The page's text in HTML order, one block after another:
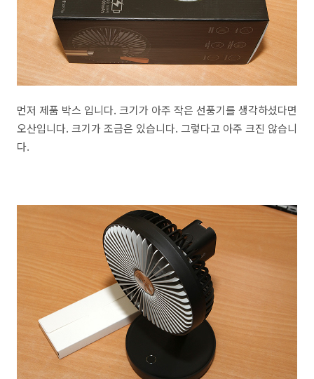
먼저 제품 박스 입니다. 크기가 아주 작은 선풍기를 생각하셨다면
오산입니다. 크기가 조금은 있습니다. 그렇다고 아주 크진 않습니
다.